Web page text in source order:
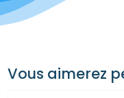
Vous aimerez